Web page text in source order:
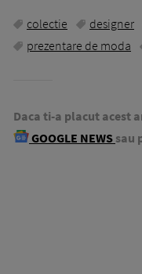
colectie designer
prezentare de moda
Daca ti-a placut acest
GOOGLE NEWS sau